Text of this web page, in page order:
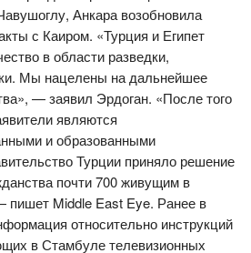
Анкара возобновила
с Каиром. «Турция и Египет
в области разведки,
Мы нацелены на дальнейшее
— заявил Эрдоган. «После того
являются
и образованными
Турции приняло решение
почти 700 живущим в
пишет Middle East Eye. Ранее в
относительно инструкций
в Стамбуле телевизионных